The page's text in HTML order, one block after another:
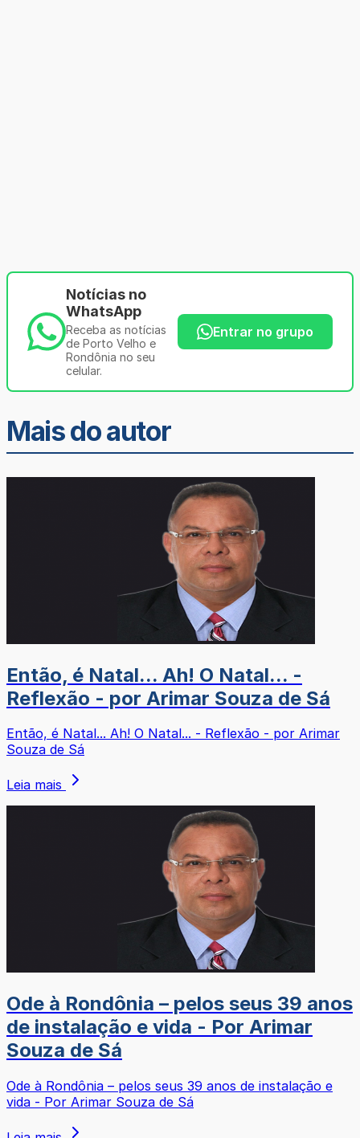
Notícias no
WhatsApp
Receba as notícias
de Porto Velho e
Rondônia no seu
celular.
Entrar no grupo
Mais do autor
Então, é Natal... Ah! O Natal... -
Reflexão - por Arimar Souza de Sá
Então, é Natal... Ah! O Natal... - Reflexão - por Arimar
Souza de Sá
Leia mais
Ode à Rondônia – pelos seus 39 anos
de instalação e vida - Por Arimar
Souza de Sá
Ode à Rondônia – pelos seus 39 anos de instalação e
vida - Por Arimar Souza de Sá